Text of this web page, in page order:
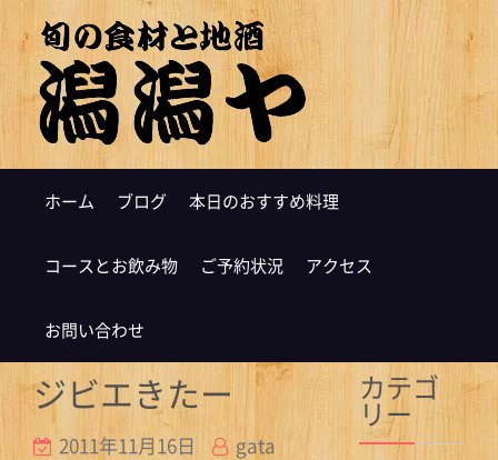
ホーム ブログ 本日のおすすめ料理
コースとお飲み物 ご予約状況 アクセス
お問い合わせ
ジビエきたー
2011年11月16日
gata
カテゴ
リー